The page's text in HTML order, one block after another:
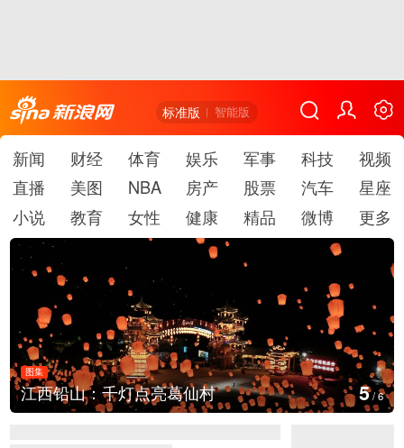
标准版 智能版
新闻 财经 体育 娱乐 军事 科技
视频
直播
美图 NBA 房产 股票 汽车
星座
小说
教育 女性 健康 精品 微博 更多
图集
江西铅山：千灯点亮葛仙村 6/6